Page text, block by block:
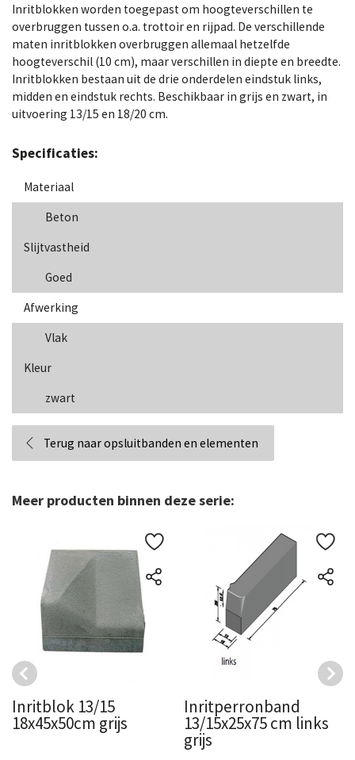
Inritblokken worden toegepast om hoogteverschillen te
overbruggen tussen o.a. trottoir en rijpad. De verschillende
maten inritblokken overbruggen allemaal hetzelfde
hoogteverschil (10 cm), maar verschillen in diepte en breedte.
Inritblokken bestaan uit de drie onderdelen eindstuk links,
midden en eindstuk rechts. Beschikbaar in grijs en zwart, in
uitvoering 13/15 en 18/20 cm.
Specificaties:
Materiaal
Beton
Slijtvastheid
Goed
Afwerking
Vlak
Kleur
zwart
Terug naar opsluitbanden en elementen
Meer producten binnen deze serie:
Inritblok 13/15
18x45x50cm grijs
Inritperronband
13/15x25x75 cm links
grijs